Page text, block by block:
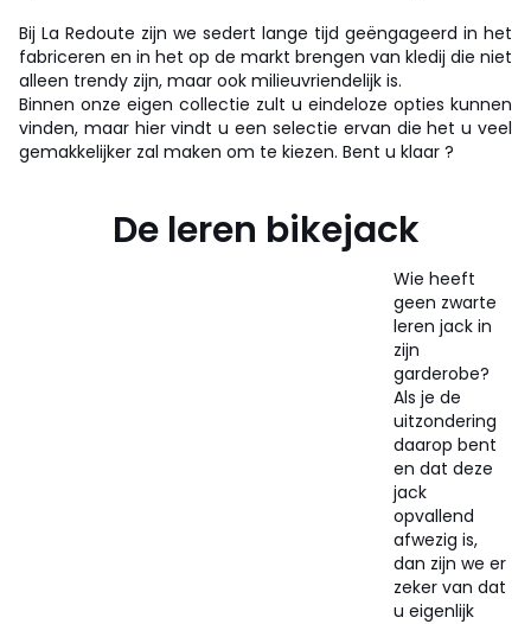
Bij La Redoute zijn we sedert lange tijd geëngageerd in het
fabriceren en in het op de markt brengen van kledij die niet
alleen trendy zijn, maar ook milieuvriendelijk is.
Binnen onze eigen collectie zult u eindeloze opties kunnen
vinden, maar hier vindt u een selectie ervan die het u veel
gemakkelijker zal maken om te kiezen. Bent u klaar ?
De leren bikejack
Wie heeft
geen zwarte
leren jack in
zijn
garderobe?
Als je de
uitzondering
daarop bent
en dat deze
jack
opvallend
afwezig is,
dan zijn we er
zeker van dat
u eigenlijk